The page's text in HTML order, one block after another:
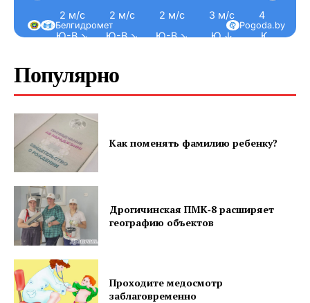
Наша гісторыя
Правила использования материалов
Электронные обращения
2 м/с
Ю-В ↘
2 м/с
Ю-В ↘
2 м/с
Ю-В ↘
3 м/с
Ю ↓
4 м/с
Ю ↓
Pogoda.by
Белгидромет
Популярно
Как поменять фамилию ребенку?
Дрогичинская ПМК‑8 расширяет
географию объектов
Проходите медосмотр
заблаговременно